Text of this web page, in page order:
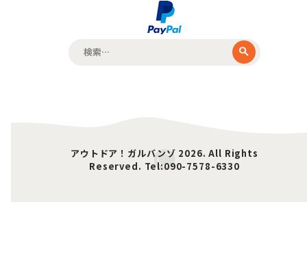
アウトドア！ガルバンゾ 2026. All Rights
Reserved. Tel:090-7578-6330